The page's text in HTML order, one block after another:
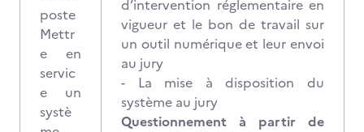
poste
Mettr
e en
servic
e un
systè
d’intervention réglementaire en
vigueur et le bon de travail sur
un outil numérique et leur envoi
au jury
- La mise à disposition du
système au jury
Questionnement à partir de